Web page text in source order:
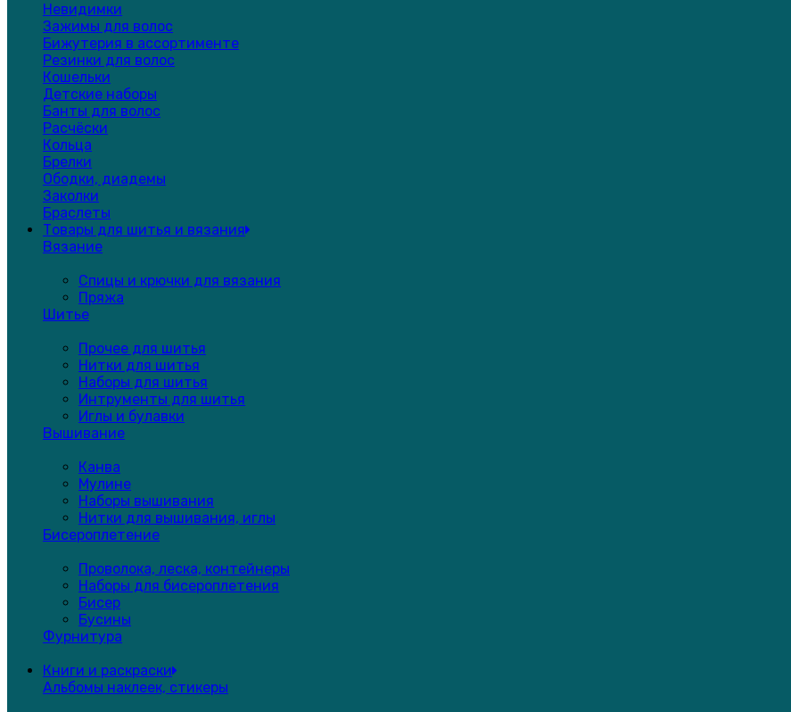
Невидимки
Зажимы для волос
Бижутерия в ассортименте
Резинки для волос
Кошельки
Детские наборы
Банты для волос
Расчёски
Кольца
Брелки
Ободки, диадемы
Заколки
Браслеты
Товары для шитья и вязания
Вязание
Спицы и крючки для вязания
Пряжа
Шитье
Прочее для шитья
Нитки для шитья
Наборы для шитья
Интрументы для шитья
Иглы и булавки
Вышивание
Канва
Мулине
Наборы вышивания
Нитки для вышивания, иглы
Бисероплетение
Проволока, леска, контейнеры
Наборы для бисероплетения
Бисер
Бусины
Фурнитура
Книги и раскраски
Альбомы наклеек, стикеры